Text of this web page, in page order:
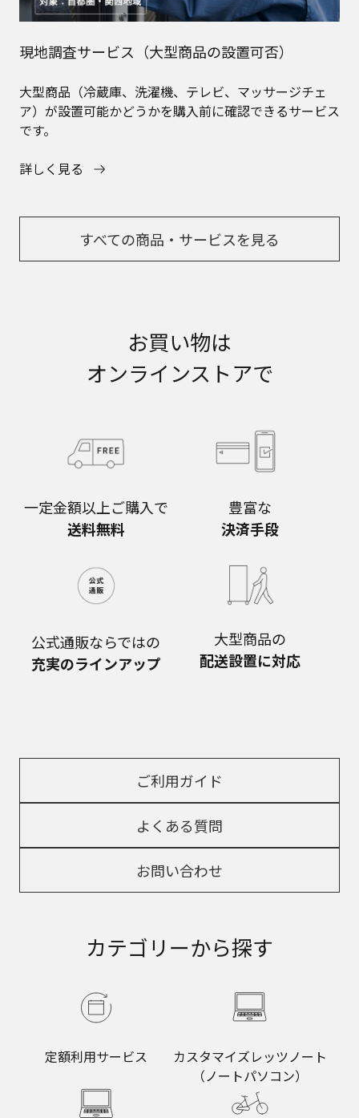
現地調査サービス（大型商品の設置可否）
大型商品（冷蔵庫、洗濯機、テレビ、マッサージチェ
ア）が設置可能かどうかを購入前に確認できるサービス
です。
詳しく見る
すべての商品・サービスを見る
お買い物は
オンラインストアで
一定金額以上ご購入で
送料無料
豊富な
決済手段
公式通販ならではの
充実のラインアップ
大型商品の
配送設置に対応
ご利用ガイド
よくある質問
お問い合わせ
カテゴリーから探す
定額利用サービス
カスタマイズレッツノート
（ノートパソコン）